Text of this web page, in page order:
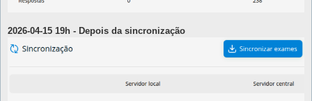
2026-04-15 19h - Depois da sincronização